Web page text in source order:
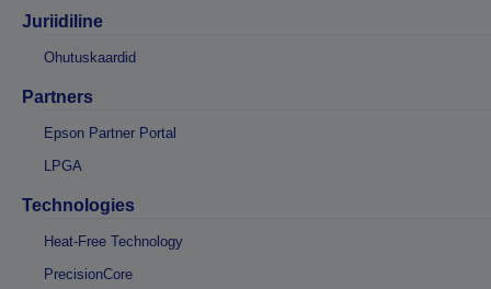
Juriidiline
Ohutuskaardid
Partners
Epson Partner Portal
LPGA
Technologies
Heat-Free Technology
PrecisionCore